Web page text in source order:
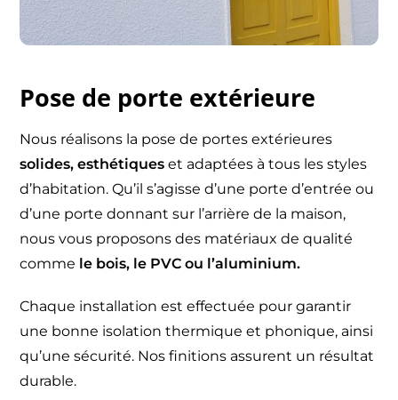
Pose de porte extérieure
Nous réalisons la pose de portes extérieures
solides, esthétiques et adaptées à tous les styles
d’habitation. Qu’il s’agisse d’une porte d’entrée ou
d’une porte donnant sur l’arrière de la maison,
nous vous proposons des matériaux de qualité
comme le bois, le PVC ou l’aluminium.
Chaque installation est effectuée pour garantir
une bonne isolation thermique et phonique, ainsi
qu’une sécurité. Nos finitions assurent un résultat
durable.